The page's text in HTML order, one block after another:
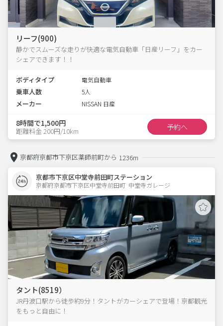
リーフ(900)
静かでスムーズな走りが快適な電気自動車「日産リーフ」をカー
シェアできます！！
ボディタイプ 電気自動車
乗車人数 5人
メーカー NISSAN 日産
8時間で1,500円
距離料金 200円/10km 予約へ
京都府京都市下京区薬師前町から 1236m
京都市下京区中堂寺前田町ステーション
京都府京都市下京区中堂寺前田町  中堂寺ガレージ
タント(8519）
JR丹波口駅から徒歩約9分！タントがカーシェアで登場！京都観光
をもっと自由に！